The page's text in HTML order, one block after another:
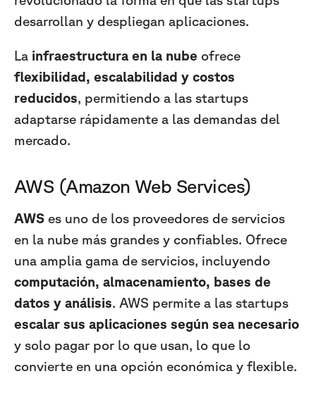
desarrollan y despliegan aplicaciones.
La infraestructura en la nube ofrece
flexibilidad, escalabilidad y costos
reducidos, permitiendo a las startups
adaptarse rápidamente a las demandas del
mercado.
AWS (Amazon Web Services)
AWS es uno de los proveedores de servicios
en la nube más grandes y confiables. Ofrece
una amplia gama de servicios, incluyendo
computación, almacenamiento, bases de
datos y análisis. AWS permite a las startups
escalar sus aplicaciones según sea necesario
y solo pagar por lo que usan, lo que lo
convierte en una opción económica y flexible.